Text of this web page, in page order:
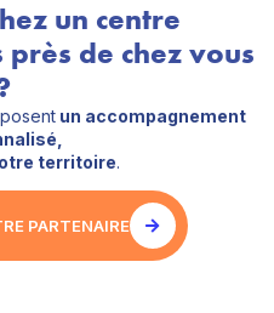
un centre
de chez vous
un accompagnement
territoire.
PARTENAIRE